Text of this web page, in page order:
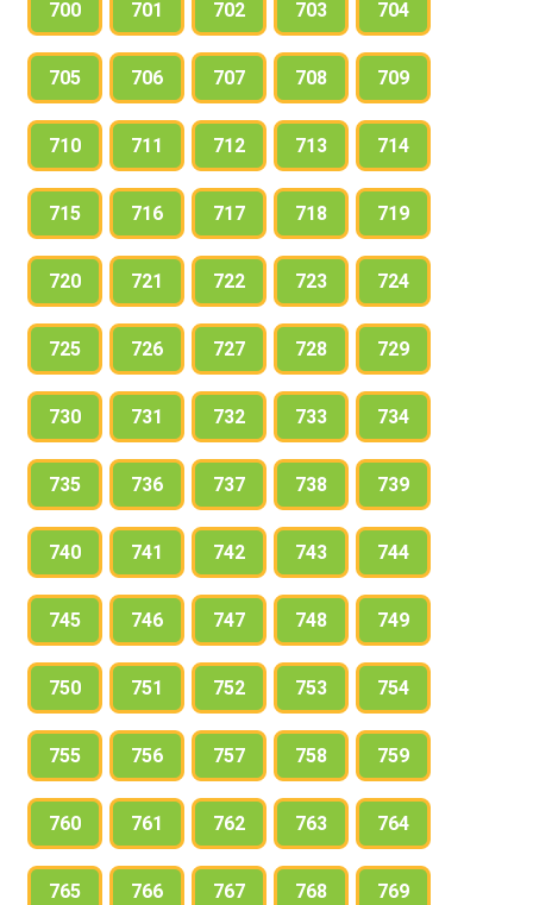
700 701 702 703 704
705 706 707 708 709
710 711 712 713 714
715 716 717 718 719
720 721 722 723 724
725 726 727 728 729
730 731 732 733 734
735 736 737 738 739
740 741 742 743 744
745 746 747 748 749
750 751 752 753 754
755 756 757 758 759
760 761 762 763 764
765 766 767 768 769